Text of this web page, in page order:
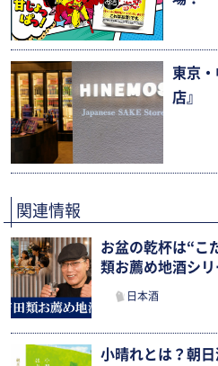
東京
店』
関連情報
お盆の乾杯は“こ
類お薦め地酒シ
日本酒
小晴れとは？朝